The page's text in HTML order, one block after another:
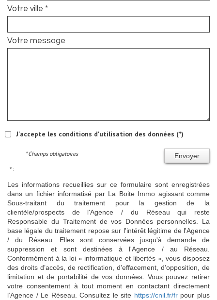
Votre ville *
Votre message
J'accepte les conditions d'utilisation des données (*)
Envoyer
* Champs obligatoires
* :
Les informations recueillies sur ce formulaire sont enregistrées
dans un fichier informatisé par La Boite Immo agissant comme
Sous-traitant du traitement pour la gestion de la
clientèle/prospects de l'Agence / du Réseau qui reste
Responsable du Traitement de vos Données personnelles. La
base légale du traitement repose sur l'intérêt légitime de l'Agence
/ du Réseau. Elles sont conservées jusqu'à demande de
suppression et sont destinées à l'Agence / au Réseau.
Conformément à la loi « informatique et libertés », vous disposez
des droits d’accès, de rectification, d’effacement, d’opposition, de
limitation et de portabilité de vos données. Vous pouvez retirer
votre consentement à tout moment en contactant directement
l’Agence / Le Réseau. Consultez le site https://cnil.fr/frpour plus